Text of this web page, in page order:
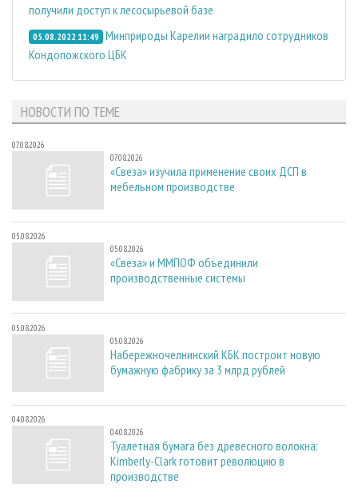
получили доступ к лесосырьевой базе
05.08.2022 11:49 Минприроды Карелии наградило сотрудников
Кондопожского ЦБК
НОВОСТИ ПО ТЕМЕ
07.08.2026
07.08.2026
«Свеза» изучила применение своих ДСП в
мебельном производстве
05.08.2026
05.08.2026
«Свеза» и ММПОФ объединили
производственные системы
05.08.2026
05.08.2026
Набережночелнинский КБК построит новую
бумажную фабрику за 3 млрд рублей
04.08.2026
04.08.2026
Туалетная бумага без древесного волокна:
Kimberly-Clark готовит революцию в
производстве